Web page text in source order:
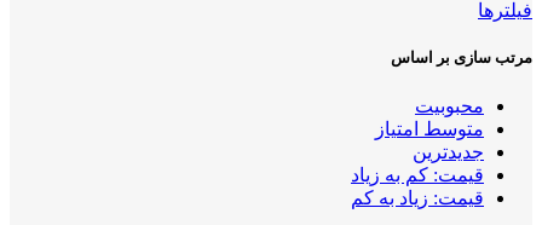
فیلترها
مرتب سازی بر اساس
محبوبیت
متوسط امتیاز
جدیدترین
قیمت: کم به زیاد
قیمت: زیاد به کم